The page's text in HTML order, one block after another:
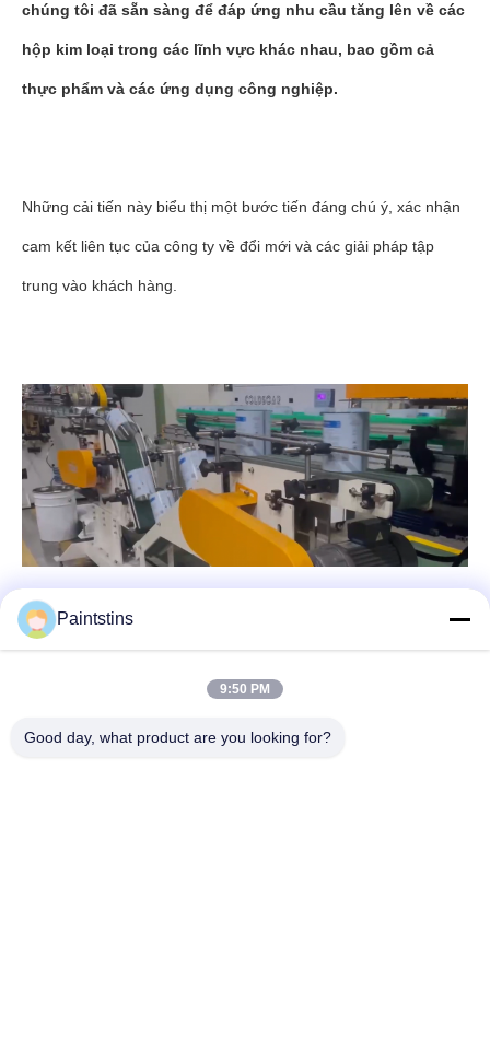
chúng tôi đã sẵn sàng để đáp ứng nhu cầu tăng lên về các
hộp kim loại trong các lĩnh vực khác nhau, bao gồm cả
thực phẩm và các ứng dụng công nghiệp.
Những cải tiến này biểu thị một bước tiến đáng chú ý, xác nhận
cam kết liên tục của công ty về đổi mới và các giải pháp tập
trung vào khách hàng.
Paintstins
9:50 PM
Good day, what product are you looking for?